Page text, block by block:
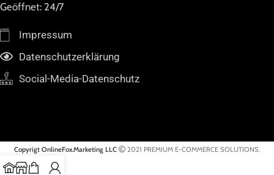
Geöffnet: 24/7
Impressum
Datenschutzerklärung
Social-Media-Datenschutz
Copyrigt OnlineFox.Marketing LLC 2021 PREMIUM E-COMMERCE SOLUTIONS.